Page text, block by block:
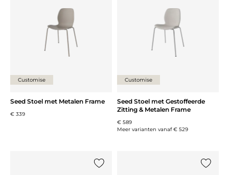
Customise
Seed Stoel met Metalen Frame
€ 339
Customise
Seed Stoel met Gestoffeerde
Zitting & Metalen Frame
€ 589
Meer varianten vanaf€ 529